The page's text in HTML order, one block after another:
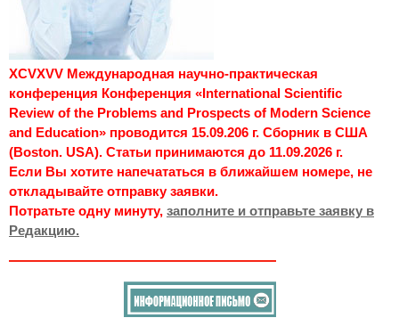
XCVXVV Международная научно-практическая
конференция Конференция «International Scientific
Review of the Problems and Prospects of Modern Science
and Education» проводится 15.09.206 г. Сборник в США
(Boston. USA). Статьи принимаются до 11.09.2026 г.
Если Вы хотите напечататься в ближайшем номере, не
откладывайте отправку заявки.
Потратьте одну минуту, заполните и отправьте заявку в
Редакцию.